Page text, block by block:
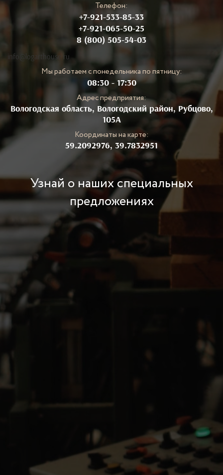
Телефон:
+7-921-533-85-33
+7-921-065-50-25
8 (800) 505-54-03
info@logarthouse.ru
Мы работаем с понедельника по пятницу:
08:30 - 17:30
Адрес предприятия:
Вологодская область, Вологодский район, Рубцово,
105А
Координаты на карте:
59.2092976, 39.7832951
Узнай о наших специальных
предложениях